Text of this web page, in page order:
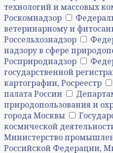
технологий и массовых
Роскомнадзор
ветеринарному и
Россельхознадзор
надзору в сфере
Росприроднадзор
государственной
картографии, Росреестр
палата России
природопользования и
города Москвы
космической
Министерство
Российской Федерации,